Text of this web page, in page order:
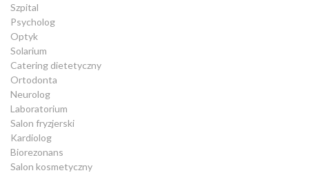
Szpital
Psycholog
Optyk
Solarium
Catering dietetyczny
Ortodonta
Neurolog
Laboratorium
Salon fryzjerski
Kardiolog
Biorezonans
Salon kosmetyczny